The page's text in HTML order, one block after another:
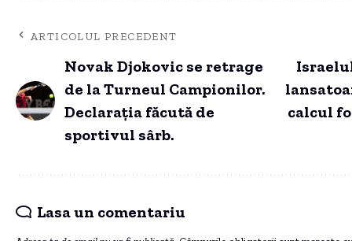
ARTICOLUL PRECEDENT
Novak Djokovic se retrage
de la Turneul Campionilor.
Declarația făcută de
sportivul sârb.
calcul
Lasa un comentariu